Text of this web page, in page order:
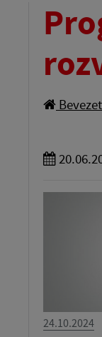
24.10.2024